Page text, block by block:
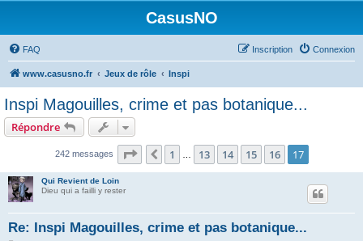
CasusNO
FAQ Connexion
Inscription
www.casusno.fr Jeux de rôle Inspi
Inspi Magouilles, crime et pas botanique...
Répondre
242 messages Page 17 sur 17
Précédent
1 13 14 15 16 17
Qui Revient de Loin
Dieu qui a failli y rester
Re: Inspi Magouilles, crime et pas botanique...